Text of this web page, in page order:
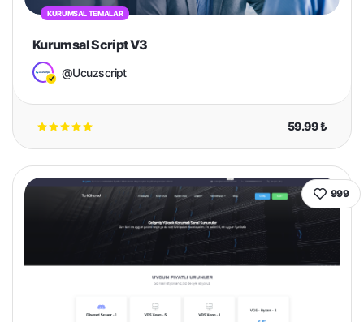
KURUMSAL TEMALAR
Kurumsal Script V3
@Ucuzscript
59.99 ₺
999